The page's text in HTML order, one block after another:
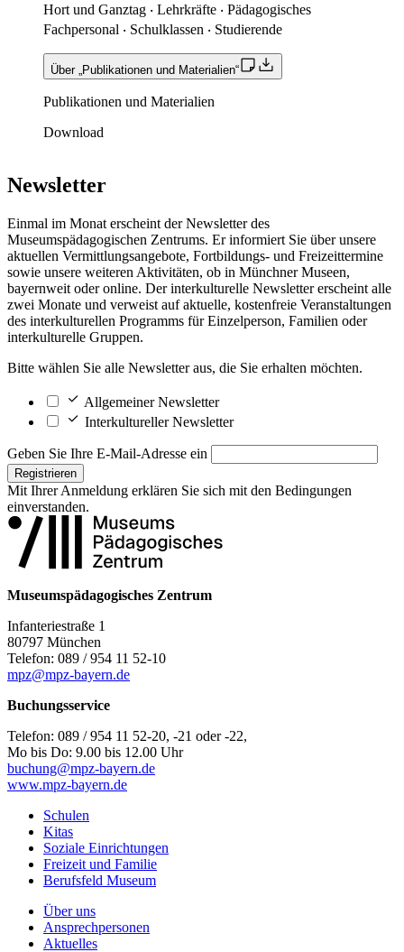
Hort und Ganztag ‧ Lehrkräfte ‧ Pädagogisches
Fachpersonal ‧ Schulklassen ‧ Studierende
Über „Publikationen und Materialien“
Publikationen und Materialien
Download
Newsletter
Einmal im Monat erscheint der Newsletter des
Museumspädagogischen Zentrums. Er informiert Sie über unsere
aktuellen Vermittlungsangebote, Fortbildungs- und Freizeittermine
sowie unsere weiteren Aktivitäten, ob in Münchner Museen,
bayernweit oder online. Der interkulturelle Newsletter erscheint alle
zwei Monate und verweist auf aktuelle, kostenfreie Veranstaltungen
des interkulturellen Programms für Einzelperson, Familien oder
interkulturelle Gruppen.
Bitte wählen Sie alle Newsletter aus, die Sie erhalten möchten.
Allgemeiner Newsletter
Interkultureller Newsletter
Geben Sie Ihre E-Mail-Adresse ein
Registrieren
Mit Ihrer Anmeldung erklären Sie sich mit den Bedingungen
einverstanden.
Museumspädagogisches Zentrum
Infanteriestraße 1
80797 München
Telefon: 089 / 954 11 52-10
mpz@mpz-bayern.de
Buchungsservice
Telefon: 089 / 954 11 52-20, -21 oder -22,
Mo bis Do: 9.00 bis 12.00 Uhr
buchung@mpz-bayern.de
www.mpz-bayern.de
Schulen
Kitas
Soziale Einrichtungen
Freizeit und Familie
Berufsfeld Museum
Über uns
Ansprechpersonen
Aktuelles